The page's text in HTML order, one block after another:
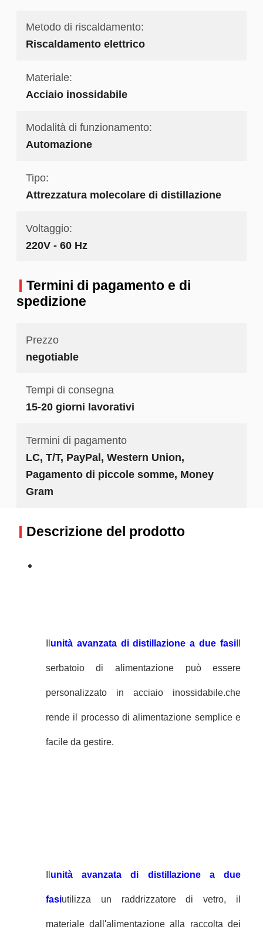
Metodo di riscaldamento:
Riscaldamento elettrico
Materiale:
Acciaio inossidabile
Modalità di funzionamento:
Automazione
Tipo:
Attrezzatura molecolare di distillazione
Voltaggio:
220V - 60 Hz
Termini di pagamento e di
spedizione
Prezzo
negotiable
Tempi di consegna
15-20 giorni lavorativi
Termini di pagamento
LC, T/T, PayPal, Western Union,
Pagamento di piccole somme, Money
Gram
Descrizione del prodotto
unità avanzata di distillazione a due fasi
serbatoio di alimentazione può essere
personalizzato in acciaio inossidabile.che
rende il processo di alimentazione semplice e
facile da gestire.
unità avanzata di distillazione a due
fasiutilizza un raddrizzatore di vetro, il
materiale dall'alimentazione alla raccolta dei